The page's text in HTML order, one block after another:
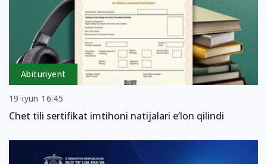
Abituriyent
19-iyun 16:45
Chet tili sertifikat imtihoni natijalari e’lon qilindi